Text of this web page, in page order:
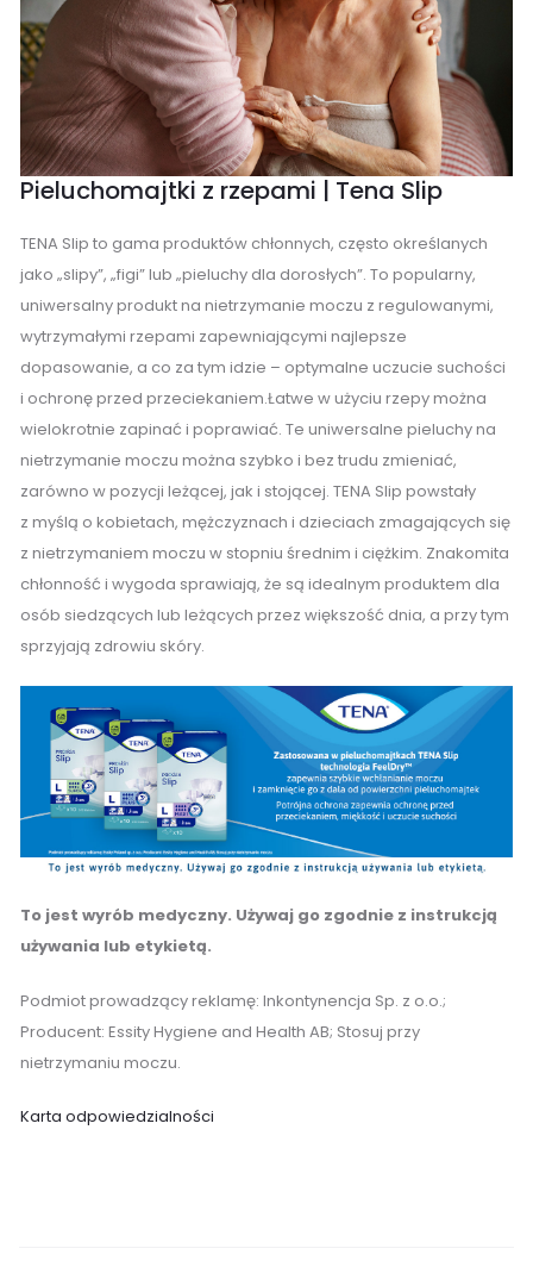
Pieluchomajtki z rzepami | Tena Slip
TENA Slip to gama produktów chłonnych, często określanych
jako „slipy”, „figi” lub „pieluchy dla dorosłych”. To popularny,
uniwersalny produkt na nietrzymanie moczu z regulowanymi,
wytrzymałymi rzepami zapewniającymi najlepsze
dopasowanie, a co za tym idzie – optymalne uczucie suchości
i ochronę przed przeciekaniem.Łatwe w użyciu rzepy można
wielokrotnie zapinać i poprawiać. Te uniwersalne pieluchy na
nietrzymanie moczu można szybko i bez trudu zmieniać,
zarówno w pozycji leżącej, jak i stojącej. TENA Slip powstały
z myślą o kobietach, mężczyznach i dzieciach zmagających się
z nietrzymaniem moczu w stopniu średnim i ciężkim. Znakomita
chłonność i wygoda sprawiają, że są idealnym produktem dla
osób siedzących lub leżących przez większość dnia, a przy tym
sprzyjają zdrowiu skóry.
To jest wyrób medyczny. Używaj go zgodnie z instrukcją
używania lub etykietą.
Podmiot prowadzący reklamę: Inkontynencja Sp. z o.o.;
Producent: Essity Hygiene and Health AB; Stosuj przy
nietrzymaniu moczu.
Karta odpowiedzialności